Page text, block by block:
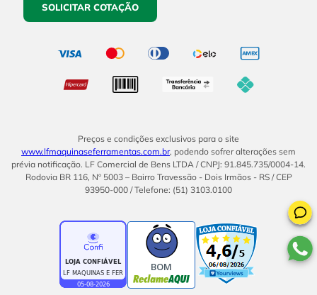
SOLICITAR COTAÇÃO
Preços e condições exclusivos para o site
www.lfmaquinaseferramentas.com.br, podendo sofrer alterações sem
prévia notificação. LF Comercial de Bens LTDA / CNPJ: 91.845.735/0004-14.
Rodovia BR 116, Nº 5003 – Bairro Travessão - Dois Irmãos - RS / CEP
93950-000 / Telefone: (51) 3103.0100
BOM